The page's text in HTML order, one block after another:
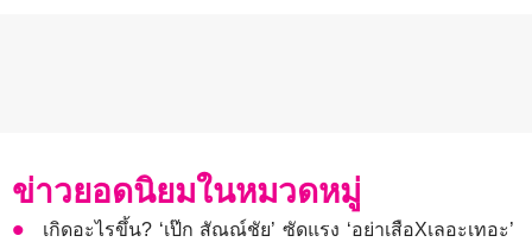
ข่าวยอดนิยมในหมวดหมู่
เกิดอะไรขึ้น? ‘เป๊ก สัณณ์ชัย’ ซัดแรง ‘อย่าเสือXเลอะเทอะ’